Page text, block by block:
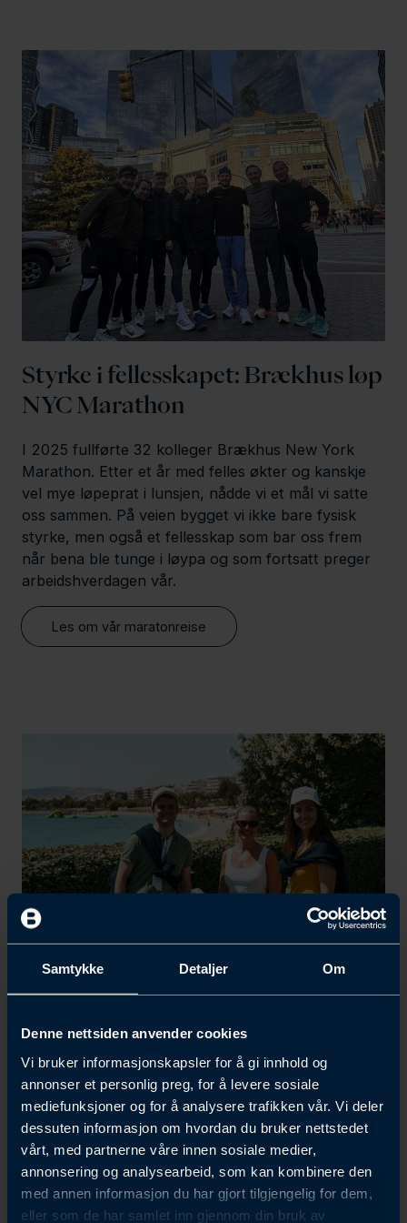
Samtykke Detaljer Om
Denne nettsiden anvender cookies
Vi bruker informasjonskapsler for å gi innhold og
annonser et personlig preg, for å levere sosiale
mediefunksjoner og for å analysere trafikken vår. Vi deler
dessuten informasjon om hvordan du bruker nettstedet
vårt, med partnerne våre innen sosiale medier,
annonsering og analysearbeid, som kan kombinere den
med annen informasjon du har gjort tilgjengelig for dem,
eller som de har samlet inn gjennom din bruk av
Styrke i fellesskapet: Brækhus løp
NYC Marathon
I 2025 fullførte 32 kolleger Brækhus New York
Marathon. Etter et år med felles økter og kanskje
vel mye løpeprat i lunsjen, nådde vi et mål vi satte
oss sammen. På veien bygget vi ikke bare fysisk
styrke, men også et fellesskap som bar oss frem
når bena ble tunge i løypa og som fortsatt preger
arbeidshverdagen vår.
Les om vår maratonreise
landegrenser
I Brækhus er internasjonal erfaring en del av
karrieren – ikke bare et tillegg. Som en del av vårt
globale nettverk får du muligheten til å delta på
faglige samlinger, lederprogrammer og
kulturutveksling med advokatfirmaer i hele verden.
Du bygger kompetanse, nettverk og nye